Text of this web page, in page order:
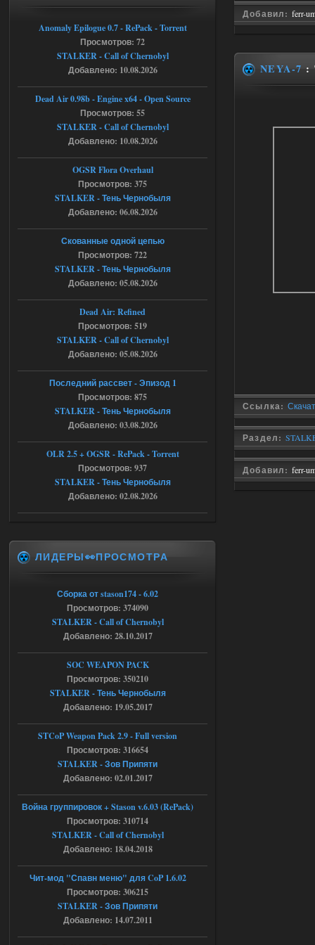
Добавил: ferr-
NEYA-7 :
Ссылка:
Раздел:
Добавил: ferr-
Ответить ➤
06.08.2026
Universal Teleport v2.0
Stalker-Mods-Clan-su
Доступно только для пользователей
Ответить ➤
Universal Teleport v2.0
DEDULYA-1967
Поставил на чистый сталкер
10006, сразу
вылет [error]Arguments :
msg_box_kicked_by_server:picture
Ответить ➤
Спавнер + Правки + Античит - Dead
City Final
Stalker-Mods-Clan-su
Доступно только для пользователей
Ответить ➤
06.08.2026
Спавнер + Правки + Античит - Dead
City Final
09:16
Michman1970
Что то не работает спавнер,
все устанавливал по
мануалу......
как изменить макс сумму
ставки в файлах чтобы
ставить больше 1 к
Ответить ➤
Тайна Зоны - Remaster 2026
Stalker-Mods-Clan-su
Ответить ➤
Тайна Зоны - Remaster 2026
патч я установил после
установки мода, да, ладно,
наверное вы правы придется ожидать
Ответить ➤
05.08.2026
Тайна Зоны - Remaster 2026
Stalker-Mods-Clan-su
Anomaly Epilogue 0.7 - RePack - Torrent
Просмотров: 72
STALKER - Call of Chernobyl
Добавлено: 10.08.2026
Dead Air 0.98b - Engine x64 - Open Source
Просмотров: 55
STALKER - Call of Chernobyl
Добавлено: 10.08.2026
OGSR Flora Overhaul
Просмотров: 375
STALKER - Тень Чернобыля
Добавлено: 06.08.2026
Скованные одной цепью
Просмотров: 722
STALKER - Тень Чернобыля
Добавлено: 05.08.2026
Dead Air: Refined
Просмотров: 519
STALKER - Call of Chernobyl
Добавлено: 05.08.2026
Последний рассвет - Эпизод 1
Просмотров: 875
STALKER - Тень Чернобыля
Добавлено: 03.08.2026
OLR 2.5 + OGSR - RePack - Torrent
Просмотров: 937
STALKER - Тень Чернобыля
Добавлено: 02.08.2026
ЛИДЕРЫ👀ПРОСМОТРА
Сборка от stason174 - 6.02
Просмотров: 374090
STALKER - Call of Chernobyl
Добавлено: 28.10.2017
SOC WEAPON PACK
Просмотров: 350210
STALKER - Тень Чернобыля
Добавлено: 19.05.2017
STCoP Weapon Pack 2.9 - Full version
Просмотров: 316654
STALKER - Зов Припяти
Добавлено: 02.01.2017
Война группировок + Stason v.6.03 (RePack)
Просмотров: 310714
STALKER - Call of Chernobyl
Добавлено: 18.04.2018
Чит-мод "Спавн меню" для CoP 1.6.02
Просмотров: 306215
STALKER - Зов Припяти
Добавлено: 14.07.2011